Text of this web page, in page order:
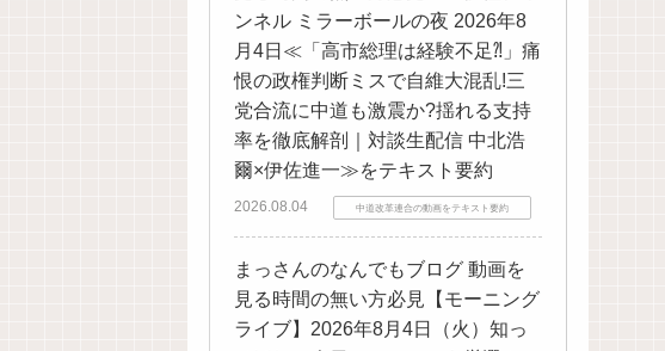
ンネル ミラーボールの夜 2026年8
月4日≪「高市総理は経験不足⁈」痛
恨の政権判断ミスで自維大混乱!三
党合流に中道も激震か?揺れる支持
率を徹底解剖｜対談生配信 中北浩
爾×伊佐進一≫をテキスト要約
2026.08.04 中道改革連合の動画をテキスト要約
まっさんのなんでもブログ 動画を
見る時間の無い方必見【モーニング
ライブ】2026年8月4日（火）知っ